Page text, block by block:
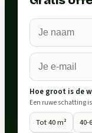
Hoe groot is de
Een ruwe schatting
Tot 40 m² 40-